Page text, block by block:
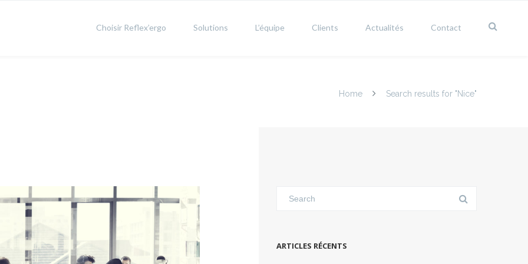
Choisir Reflex’ergo Solutions L’équipe Clients Actualités Contact
Home Search results for "Nice"
ARTICLES RÉCENTS